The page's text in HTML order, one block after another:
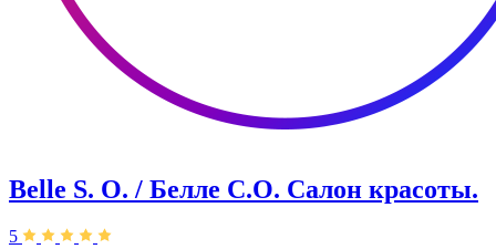
Belle S. O. / Белле С.О. Салон красоты.
5